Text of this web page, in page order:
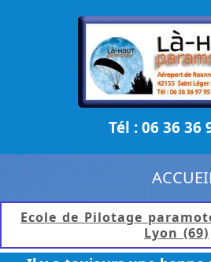
Tél : 06 36 36
Ecole de Pilotage
Lyon (69)